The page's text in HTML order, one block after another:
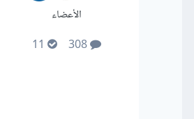
الأعضاء
308